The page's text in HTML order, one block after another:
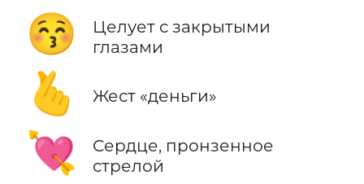
😚
Целует с закрытыми
глазами
🫰 Жест «деньги»
💘
Сердце, пронзенное
стрелой